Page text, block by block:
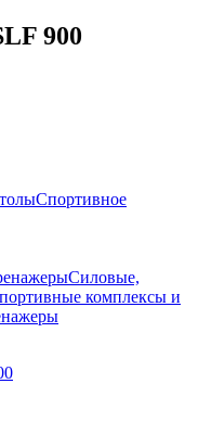
900
Спортивное
Силовые,
комплексы и